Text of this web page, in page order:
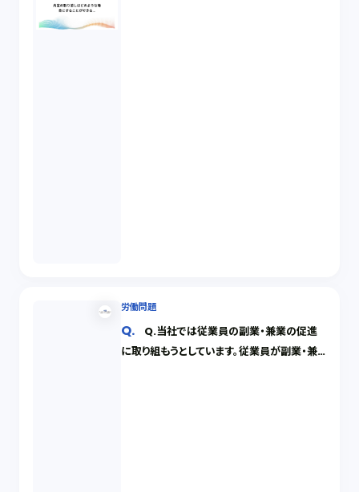
労働問題
Q.当社では従業員の副業・兼業の促進
に取り組もうとしています。従業員が副業・兼